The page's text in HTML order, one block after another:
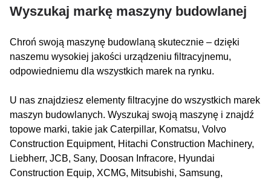
Wyszukaj markę maszyny budowlanej
Chroń swoją maszynę budowlaną skutecznie – dzięki
naszemu wysokiej jakości urządzeniu filtracyjnemu,
odpowiedniemu dla wszystkich marek na rynku.
U nas znajdziesz elementy filtracyjne do wszystkich marek
maszyn budowlanych. Wyszukaj swoją maszynę i znajdź
topowe marki, takie jak Caterpillar, Komatsu, Volvo
Construction Equipment, Hitachi Construction Machinery,
Liebherr, JCB, Sany, Doosan Infracore, Hyundai
Construction Equip, XCMG, Mitsubishi, Samsung,